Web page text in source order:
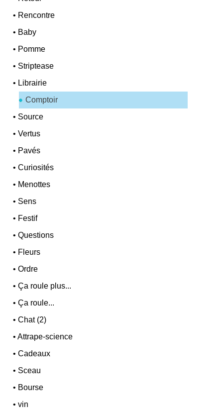
• Rencontre
• Baby
• Pomme
• Striptease
• Librairie
Comptoir
• Source
•Vertus
• Pavés
•Curiosités
• Menottes
• Sens
• Festif
•Questions
• Fleurs
•Ordre
•Ça roule plus...
•Ça roule...
•Chat (2)
•Attrape-science
•Cadeaux
• Sceau
• Bourse
•vin